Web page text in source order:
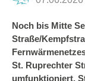
Noch bis Mitte
Straße/
St. Ruprechter
umfunktioniert.